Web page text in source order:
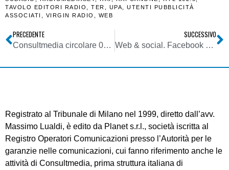
TAVOLO EDITORI RADIO
TER UPA
UTENTI PUBBLICITÀ
ASSOCIATI
VIRGIN RADIO WEB
PRECEDENTE
Consultmedia circolare 07032018 contributo Agcom 2018 ex delibera 60-18-CONS
SUCCESSIVO
Web & social. Facebook sdogana definitivamente il riconoscimento facciale
Registrato al Tribunale di Milano nel 1999, diretto dall’avv.
Massimo Lualdi, è edito da Planet s.r.l., società iscritta al
Registro Operatori Comunicazioni presso l’Autorità per le
garanzie nelle comunicazioni, cui fanno riferimento anche le
attività di Consultmedia, prima struttura italiana di